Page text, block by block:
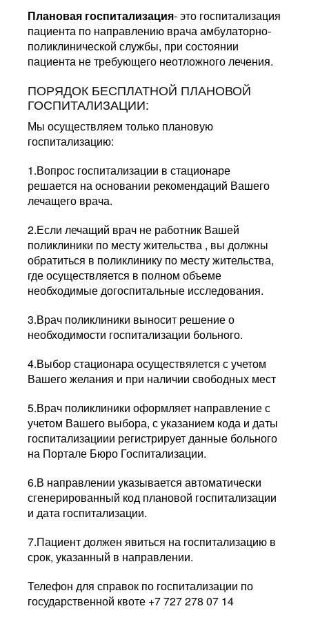
Плановая госпитализация- это госпитализация
пациента по направлению врача амбулаторно-
поликлинической службы, при состоянии
пациента не требующего неотложного лечения.
ПОРЯДОК БЕСПЛАТНОЙ ПЛАНОВОЙ
ГОСПИТАЛИЗАЦИИ:
Мы осуществляем только плановую
госпитализацию:
1.Вопрос госпитализации в стационаре
решается на основании рекомендаций Вашего
лечащего врача.
2.Если лечащий врач не работник Вашей
поликлиники по месту жительства , вы должны
обратиться в поликлинику по месту жительства,
где осуществляется в полном объеме
необходимые догоспитальные исследования.
3.Врач поликлиники выносит решение о
необходимости госпитализации больного.
4.Выбор стационара осуществялется с учетом
Вашего желания и при наличии свободных мест
5.Врач поликлиники оформляет направление с
учетом Вашего выбора, с указанием кода и даты
госпитализациии регистрирует данные больного
на Портале Бюро Госпитализации.
6.В направлении указывается автоматически
сгенерированный код плановой госпитализации
и дата госпитализации.
7.Пациент должен явиться на госпитализацию в
срок, указанный в направлении.
Телефон для справок по госпитализации по
государственной квоте +7 727 278 07 14